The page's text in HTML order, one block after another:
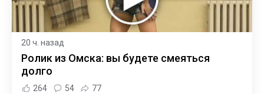
20 ч. назад
Ролик из Омска: вы будете смеяться
долго
264 54 77